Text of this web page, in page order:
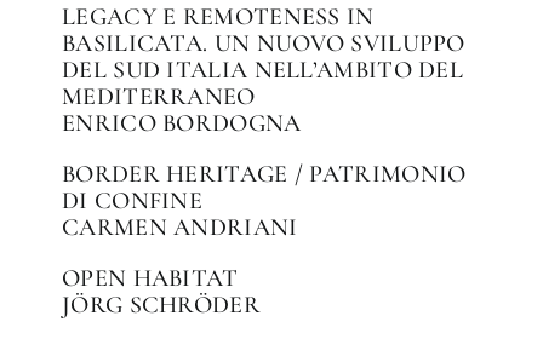
LEGACY E REMOTENESS IN
BASILICATA. UN NUOVO SVILUPPO
DEL SUD ITALIA NELL’AMBITO DEL
MEDITERRANEO
ENRICO BORDOGNA
BORDER HERITAGE / PATRIMONIO
DI CONFINE
CARMEN ANDRIANI
OPEN HABITAT
JÖRG SCHRÖDER